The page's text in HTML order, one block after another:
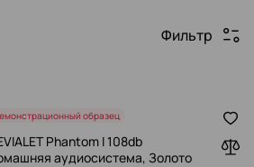
Фильтр
образец
Phantom I 108db
аудиосистема, Золото